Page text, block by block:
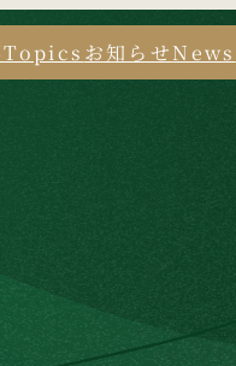
Topics お知らせNews